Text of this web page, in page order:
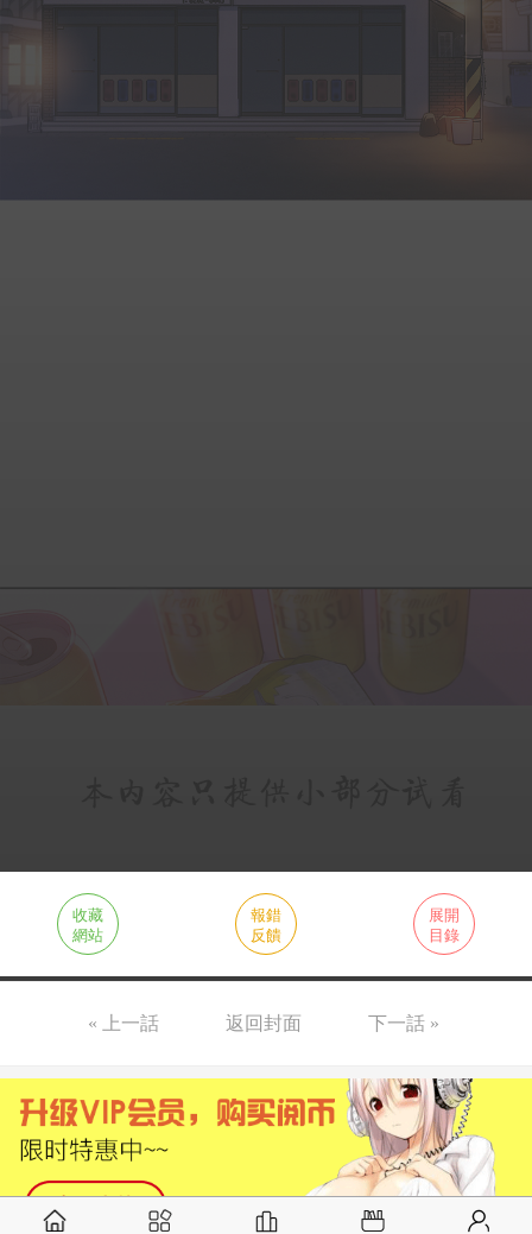
收藏
網站
報錯
反饋
展開
目錄
« 上一話 返回封面 下一話 »